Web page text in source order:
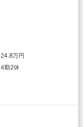
24.8万円
4勤2休